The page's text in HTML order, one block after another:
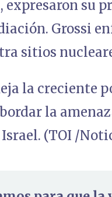
expresaron su
Grossi
sitios
la creciente
la
(TOI /